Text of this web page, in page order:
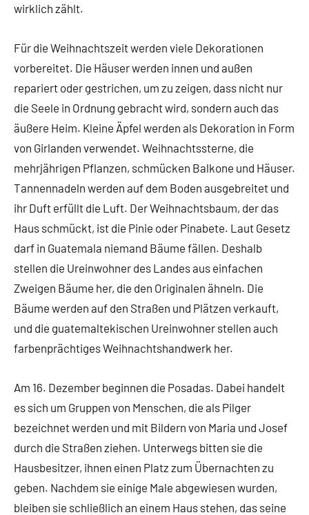
wirklich zählt.
Für die Weihnachtszeit werden viele Dekorationen
vorbereitet. Die Häuser werden innen und außen
repariert oder gestrichen, um zu zeigen, dass nicht nur
die Seele in Ordnung gebracht wird, sondern auch das
äußere Heim. Kleine Äpfel werden als Dekoration in Form
von Girlanden verwendet. Weihnachtssterne, die
mehrjährigen Pflanzen, schmücken Balkone und Häuser.
Tannennadeln werden auf dem Boden ausgebreitet und
ihr Duft erfüllt die Luft. Der Weihnachtsbaum, der das
Haus schmückt, ist die Pinie oder Pinabete. Laut Gesetz
darf in Guatemala niemand Bäume fällen. Deshalb
stellen die Ureinwohner des Landes aus einfachen
Zweigen Bäume her, die den Originalen ähneln. Die
Bäume werden auf den Straßen und Plätzen verkauft,
und die guatemaltekischen Ureinwohner stellen auch
farbenprächtiges Weihnachtshandwerk her.
Am 16. Dezember beginnen die Posadas. Dabei handelt
es sich um Gruppen von Menschen, die als Pilger
bezeichnet werden und mit Bildern von Maria und Josef
durch die Straßen ziehen. Unterwegs bitten sie die
Hausbesitzer, ihnen einen Platz zum Übernachten zu
geben. Nachdem sie einige Male abgewiesen wurden,
bleiben sie schließlich an einem Haus stehen, das seine